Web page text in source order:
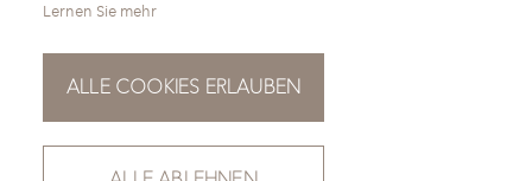
HÄNDLERSUCHE
KATALOGBESTELLUNG
NEWSLETTER
Lernen Sie mehr
ALLE COOKIES ERLAUBEN